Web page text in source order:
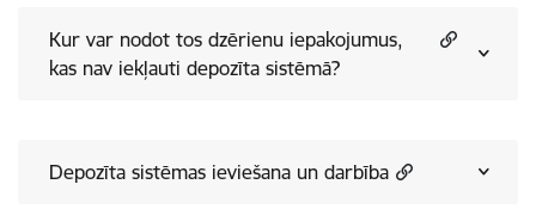
Kur var nodot tos dzērienu iepakojumus,
kas nav iekļauti depozīta sistēmā?
Depozīta sistēmas ieviešana un darbība